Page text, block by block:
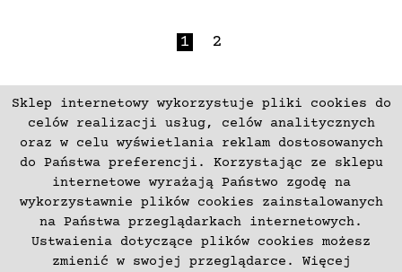
Sklep internetowy wykorzystuje pliki cookies do
celów realizacji usług, celów analitycznych
oraz w celu wyświetlania reklam dostosowanych
do Państwa preferencji. Korzystając ze sklepu
internetowe wyrażają Państwo zgodę na
wykorzystawnie plików cookies zainstalowanych
na Państwa przeglądarkach internetowych.
Ustwaienia dotyczące plików cookies możesz
zmienić w swojej przeglądarce. Więcej
1 2
ZAPISZ SIĘ
Płatności
Regulamin
Polityka prywatności
Deklaracja dostępności
Zwroty i Reklamacje
Kontakt
O nas